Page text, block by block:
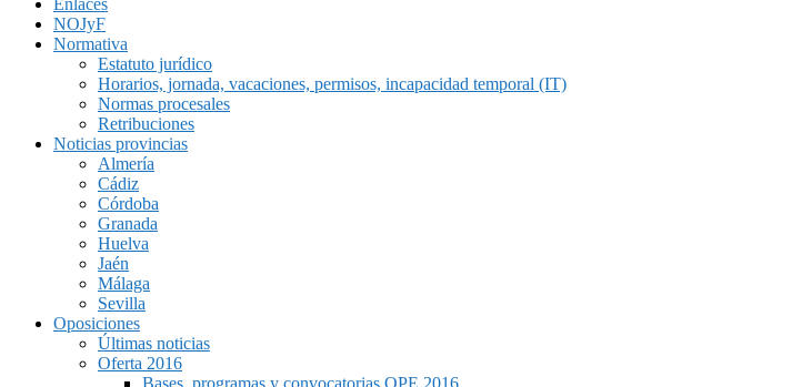
Enlaces
NOJyF
Normativa
Estatuto jurídico
Horarios, jornada, vacaciones, permisos, incapacidad temporal (IT)
Normas procesales
Retribuciones
Noticias provincias
Almería
Cádiz
Córdoba
Granada
Huelva
Jaén
Málaga
Sevilla
Oposiciones
Últimas noticias
Oferta 2016
Bases, programas y convocatorias OPE 2016